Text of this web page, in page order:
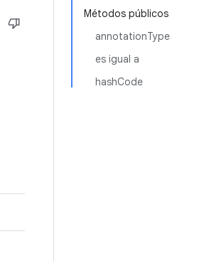
Métodos públicos
annotationType
es igual a
hashCode